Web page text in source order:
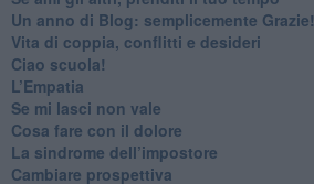
​Un anno di Blog: semplicemente Grazie!
​Vita di coppia, conflitti e desideri
​Ciao scuola!
​L’Empatia
​Se mi lasci non vale
Cosa fare con il dolore
​La sindrome dell’impostore
​Cambiare prospettiva